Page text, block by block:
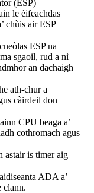
(ESP)
le èifeachdas
chùis air ESP
ESP na
sgaoil, rud a nì
an dachaigh
ath-chur a
càirdeil don
CPU beaga a’
cothromach agus
astair is timer aig
ADA a’
clann.